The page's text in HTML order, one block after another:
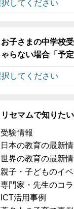
お子さまの中学校
ゃらない場合「予
リセマムで知りた
受験情報
日本の教育の最新
世界の教育の最新
親子・子どものイ
専門家・先生のコ
ICT活用事例